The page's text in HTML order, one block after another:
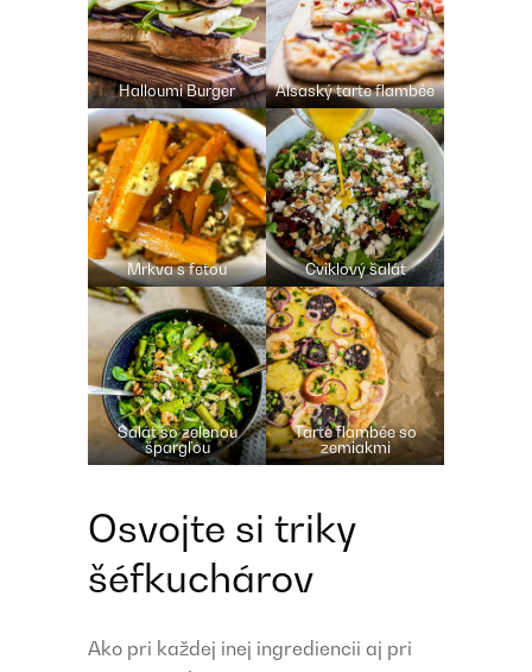
Halloumi Burger Alsaský tarte flambée
Mrkva s fetou Cviklový šalát
Šalát so zelenou
špargľou
Tarte flambée so
zemiakmi
Osvojte si triky
šéfkuchárov
Ako pri každej inej ingrediencii aj pri